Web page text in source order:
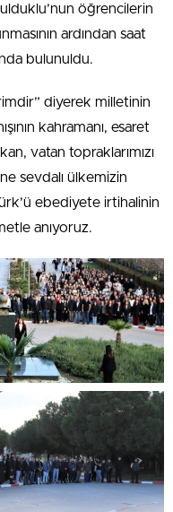
öğrencilerin
ardından saat
bulunuldu.
diyerek milletinin
kahramanı, esaret
vatan topraklarımızı
sevdalı ülkemizin
ebediyete irtihalinin
anıyoruz.